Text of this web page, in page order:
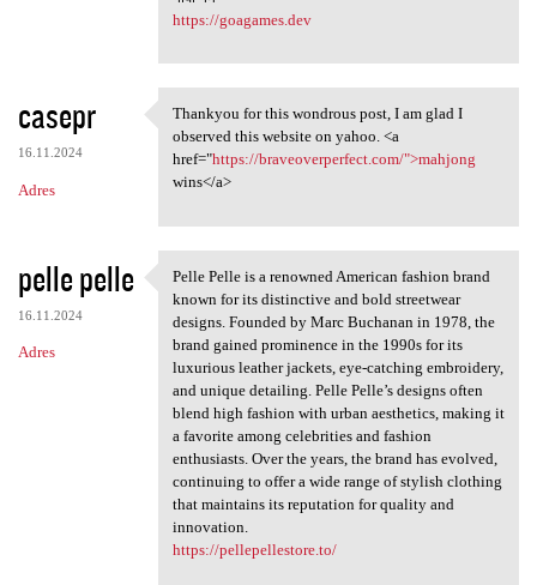
https://goagames.dev
casepr
16.11.2024
Adres
Thankyou for this wondrous
Thankyou for this wondrous post, I am glad I
observed this website on yahoo. <a
href="https://braveoverperfect.com/">mahjong
wins</a>
pelle pelle
16.11.2024
Adres
Pelle Pelle is a renowned
Pelle Pelle is a renowned American fashion brand
known for its distinctive and bold streetwear
designs. Founded by Marc Buchanan in 1978, the
brand gained prominence in the 1990s for its
luxurious leather jackets, eye-catching embroidery,
and unique detailing. Pelle Pelle’s designs often
blend high fashion with urban aesthetics, making it
a favorite among celebrities and fashion
enthusiasts. Over the years, the brand has evolved,
continuing to offer a wide range of stylish clothing
that maintains its reputation for quality and
innovation.
https://pellepellestore.to/